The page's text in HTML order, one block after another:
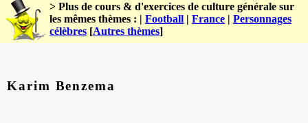
> Plus de cours & d'exercices de culture générale sur
les mêmes thèmes : | Football | France | Personnages
célèbres [Autres thèmes]
Karim Benzema